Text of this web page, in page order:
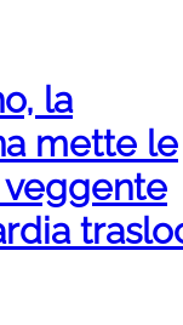
la
mette le